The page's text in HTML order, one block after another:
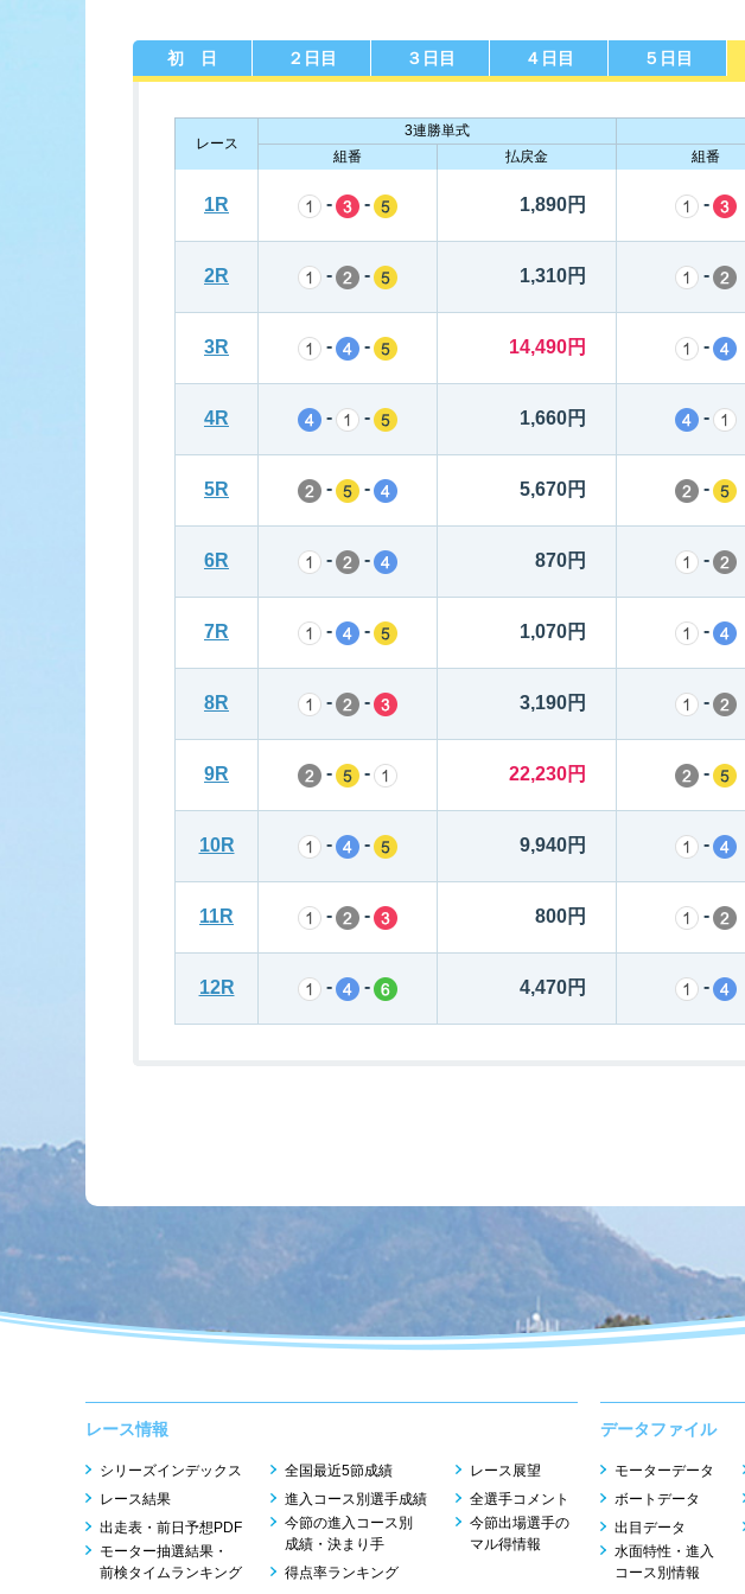
今節の進入コース別成績・
今節出場選手のマル得情報
佐賀支部選手一覧 記念競走優勝選手一覧
初 日 ２日目 ３日目 ４日目 ５日目
レース
3連勝単式
組番
払戻金 組番
1R - - 1,890円 -
2R - - 1,310円 -
3R - - 14,490円 -
4R - - 1,660円 -
5R - - 5,670円 -
6R - - 870円 -
7R - - 1,070円 -
8R - - 3,190円 -
9R - - 22,230円 -
10R - - 9,940円 -
11R - - 800円 -
12R - - 4,470円 -
レース情報
シリーズインデックス
レース結果
出走表・前日予想PDF
モーター抽選結果・
前検タイムランキング
全国最近5節成績
進入コース別選手成績
今節の進入コース別
成績・決まり手
得点率ランキング
レース展望
全選手コメント
今節出場選手の
マル得情報
データファイル
モーターデータ
ボートデータ
出目データ
水面特性・進入
コース別情報